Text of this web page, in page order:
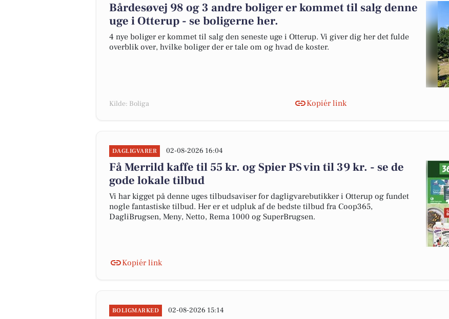
Bårdesøvej 98 og 3 andre boliger er kommet til salg denne
uge i Otterup - se boligerne her.
4 nye boliger er kommet til salg den seneste uge i Otterup. Vi giver dig her det fulde
overblik over, hvilke boliger der er tale om og hvad de koster.
Kilde: Boliga Kopiér link
DAGLIGVARER 02-08-2026 16:04
Få Merrild kaffe til 55 kr. og Spier PS vin til 39 kr. - se de
gode lokale tilbud
Vi har kigget på denne uges tilbudsaviser for dagligvarebutikker i Otterup og fundet
nogle fantastiske tilbud. Her er et udpluk af de bedste tilbud fra Coop365,
DagliBrugsen, Meny, Netto, Rema 1000 og SuperBrugsen.
Kopiér link
BOLIGMARKED 02-08-2026 15:14